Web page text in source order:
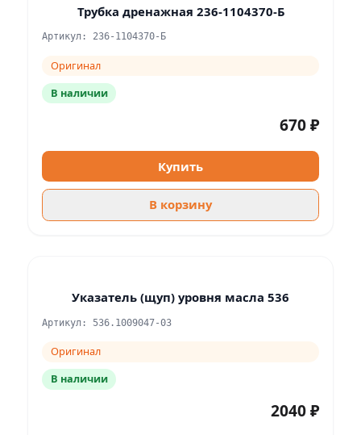
Трубка дренажная 236-1104370-Б
Артикул: 236-1104370-Б
Оригинал
В наличии
670 ₽
Купить
В корзину
Указатель (щуп) уровня масла 536
Артикул: 536.1009047-03
Оригинал
В наличии
2040 ₽